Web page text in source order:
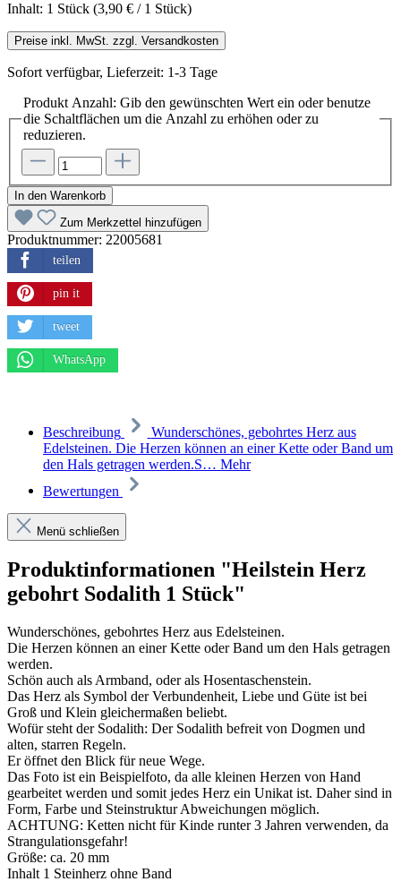
Inhalt: 1 Stück (3,90 € / 1 Stück)
Preise inkl. MwSt. zzgl. Versandkosten
Sofort verfügbar, Lieferzeit: 1-3 Tage
Produkt Anzahl: Gib den gewünschten Wert ein oder benutze
die Schaltflächen um die Anzahl zu erhöhen oder zu
reduzieren.
In den Warenkorb
Zum Merkzettel hinzufügen
Produktnummer: 22005681
teilen
pin it
tweet
WhatsApp
Beschreibung
Wunderschönes, gebohrtes Herz aus
Edelsteinen. Die Herzen können an einer Kette oder Band um
den Hals getragen werden.S… Mehr
Bewertungen
Menü schließen
Produktinformationen "Heilstein Herz
gebohrt Sodalith 1 Stück"
Wunderschönes, gebohrtes Herz aus Edelsteinen.
Die Herzen können an einer Kette oder Band um den Hals getragen
werden.
Schön auch als Armband, oder als Hosentaschenstein.
Das Herz als Symbol der Verbundenheit, Liebe und Güte ist bei
Groß und Klein gleichermaßen beliebt.
Wofür steht der Sodalith: Der Sodalith befreit von Dogmen und
alten, starren Regeln.
Er öffnet den Blick für neue Wege.
Das Foto ist ein Beispielfoto, da alle kleinen Herzen von Hand
gearbeitet werden und somit jedes Herz ein Unikat ist. Daher sind in
Form, Farbe und Steinstruktur Abweichungen möglich.
ACHTUNG: Ketten nicht für Kinde runter 3 Jahren verwenden, da
Strangulationsgefahr!
Größe: ca. 20 mm
Inhalt 1 Steinherz ohne Band